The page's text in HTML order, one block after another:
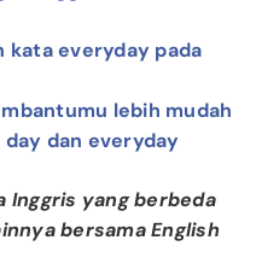
kata everyday pada
lebih mudah
dan everyday
Inggris yang berbeda
bersama English